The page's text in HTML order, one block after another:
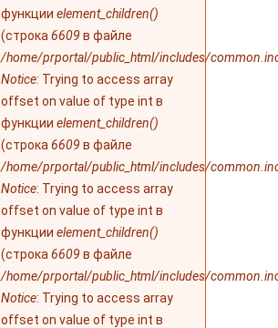
функции element_children()
(строка 6609 в файле
/home/prportal/public_html/includes/
Notice: Trying to access array
offset on value of type int в
функции element_children()
(строка 6609 в файле
/home/prportal/public_html/includes/
Notice: Trying to access array
offset on value of type int в
функции element_children()
(строка 6609 в файле
/home/prportal/public_html/includes/
Notice: Trying to access array
offset on value of type int в